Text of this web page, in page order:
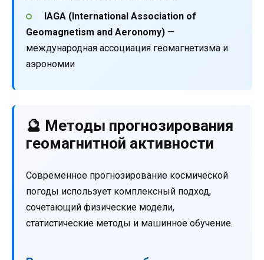
IAGA (International Association of
Geomagnetism and Aeronomy) —
международная ассоциация геомагнетизма и
аэрономии
🔮 Методы прогнозирования
геомагнитной активности
Современное прогнозирование космической
погоды использует комплексный подход,
сочетающий физические модели,
статистические методы и машинное обучение.